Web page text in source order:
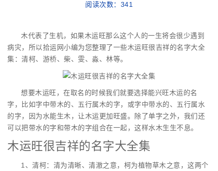
阅读次数： 341
木代表了生机，如果木运旺那么这个人的一生将会很少遇到
病灾，所以拾运网小编为您整理了一些木运旺很吉祥的名字大全
集：清柯、游桥、柴、雯、淼、林等。
想要木运旺，在取名的时候我们就要选择能兴旺木运的名
字，比如字中带木的、五行属木的字，或字中带水的、五行属水
的字，因为水能生木，让木运更加旺盛。除了单字之外，我们还
可以把带水的字和带木的字组合在一起，这样水木生生不息。
木运旺很吉祥的名字大全集
1、清柯：清为清晰、清澈之意，柯为植物草木之意，这两个